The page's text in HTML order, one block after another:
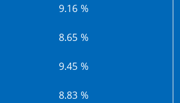
9.16 %
8.65 %
9.45 %
8.83 %